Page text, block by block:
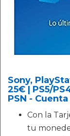
Sony,
25€ | PS5/
PSN -
Con la
tu